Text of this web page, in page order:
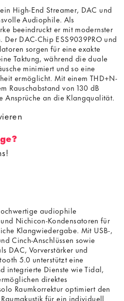
High-End Streamer, DAC und
Audiophile. Als
beeindruckt er mit modernster
Der DAC-Chip ESS9039PRO und
sorgen für eine exakte
Taktung, während die duale
minimiert und so eine
ermöglicht. Mit einem THD+N-
Rauschabstand von 130 dB
Ansprüche an die Klangqualität.
audiophile
Nichicon-Kondensatoren für
Klangwiedergabe. Mit USB-,
Cinch-Anschlüssen sowie
DAC, Vorverstärker und
5.0 unterstützt eine
integrierte Dienste wie Tidal,
direktes
Raumkorrektur optimiert den
für ein individuell